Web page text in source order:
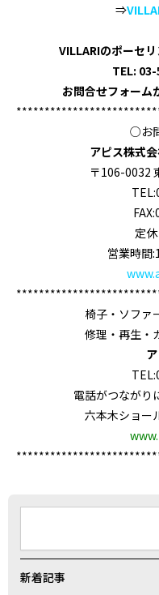
⇒
VILLARIのポーセリ
TEL:
お問合せフォーム
○お
アピス株式
〒106-0032
定
営業時間
椅子・ソファ
修理・再生・
電話がつながり
六本木ショー
新着記事